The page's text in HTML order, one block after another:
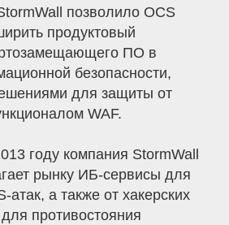
позволило OCS
продуктовый
ПО в
безопасности,
для защиты от
WAF.
году компания StormWall
рынку ИБ-сервисы для
атак, а также от хакерских
противостояния